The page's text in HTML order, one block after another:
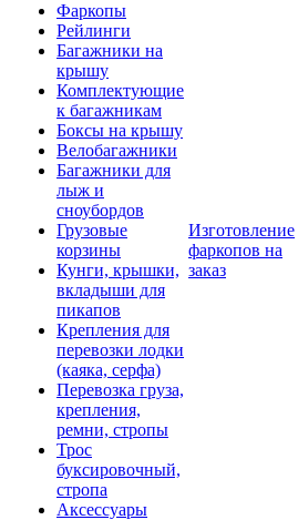
Фаркопы
Рейлинги
Багажники на
крышу
Комплектующие
к багажникам
Боксы на крышу
Велобагажники
Багажники для
лыж и
сноубордов
Грузовые
корзины
Кунги, крышки,
вкладыши для
пикапов
Крепления для
перевозки лодки
(каяка, серфа)
Перевозка груза,
крепления,
ремни, стропы
Трос
буксировочный,
стропа
Аксессуары
Изготовление
фаркопов на
заказ